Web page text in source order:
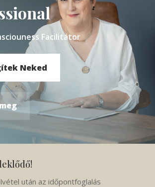
Facilitátor
Neked
után az időpontfoglalás